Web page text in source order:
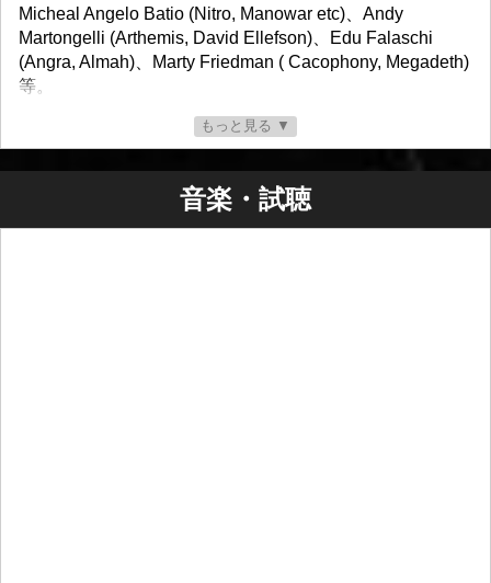
Micheal Angelo Batio (Nitro, Manowar etc)、Andy
Martongelli (Arthemis, David Ellefson)、Edu Falaschi
(Angra, Almah)、Marty Friedman ( Cacophony, Megadeth)
等。
ク）を発表し、海外のレコードレーベルとコラボレーシ
シングル、ビデオなど）を発表！
もっと見る ▼
音楽・試聴